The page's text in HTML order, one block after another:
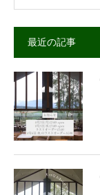
最近の記事